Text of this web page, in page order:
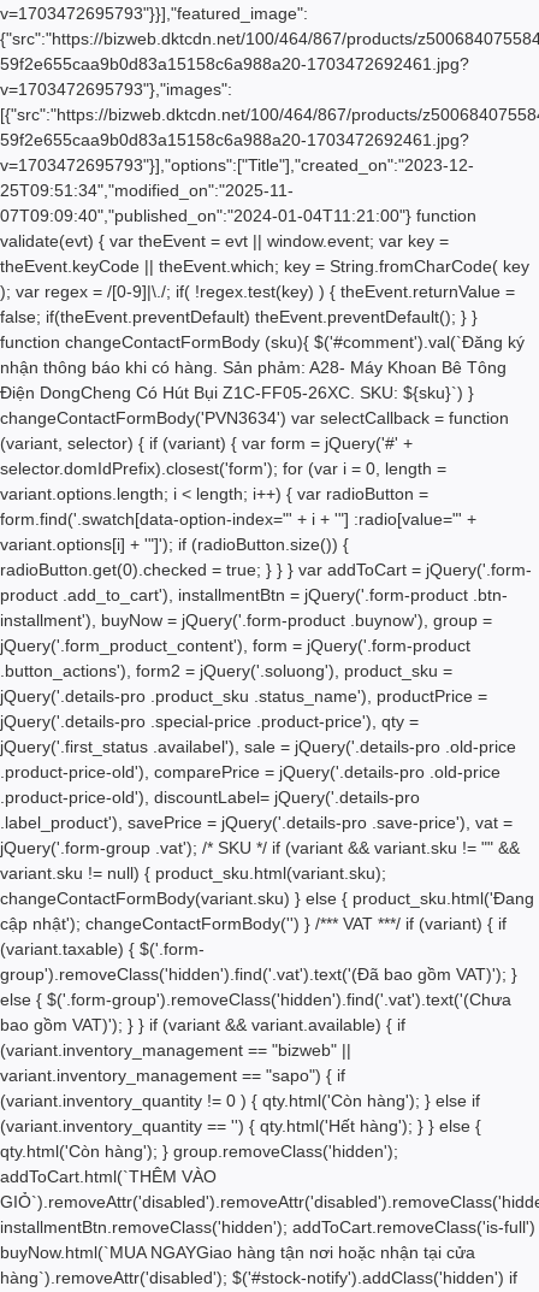
v=1703472695793"}}],"featured_image":
{"src":"https://bizweb.dktcdn.net/100/464/867/products/
59f2e655caa9b0d83a15158c6a988a20-1703472692461.jpg?
v=1703472695793"},"images":
[{"src":"https://bizweb.dktcdn.net/100/464/867/products/
59f2e655caa9b0d83a15158c6a988a20-1703472692461.jpg?
v=1703472695793"}],"options":["Title"],"created_on":"2023-12-
25T09:51:34","modified_on":"2025-11-
07T09:09:40","published_on":"2024-01-04T11:21:00"} function
validate(evt) { var theEvent = evt || window.event; var key =
theEvent.keyCode || theEvent.which; key = String.fromCharCode( key
); var regex = /[0-9]|\./; if( !regex.test(key) ) { theEvent.returnValue =
false; if(theEvent.preventDefault) theEvent.preventDefault(); } }
function changeContactFormBody (sku){ $('#comment').val(`Đăng ký
nhận thông báo khi có hàng. Sản phảm: A28- Máy Khoan Bê Tông
Điện DongCheng Có Hút Bụi Z1C-FF05-26XC. SKU: ${sku}`) }
changeContactFormBody('PVN3634') var selectCallback = function
(variant, selector) { if (variant) { var form = jQuery('#' +
selector.domIdPrefix).closest('form'); for (var i = 0, length =
variant.options.length; i < length; i++) { var radioButton =
form.find('.swatch[data-option-index="' + i + '"] :radio[value="' +
variant.options[i] + '"]'); if (radioButton.size()) {
radioButton.get(0).checked = true; } } } var addToCart = jQuery('.form-
product .add_to_cart'), installmentBtn = jQuery('.form-product .btn-
installment'), buyNow = jQuery('.form-product .buynow'), group =
jQuery('.form_product_content'), form = jQuery('.form-product
.button_actions'), form2 = jQuery('.soluong'), product_sku =
jQuery('.details-pro .product_sku .status_name'), productPrice =
jQuery('.details-pro .special-price .product-price'), qty =
jQuery('.first_status .availabel'), sale = jQuery('.details-pro .old-price
.product-price-old'), comparePrice = jQuery('.details-pro .old-price
.product-price-old'), discountLabel= jQuery('.details-pro
.label_product'), savePrice = jQuery('.details-pro .save-price'), vat =
jQuery('.form-group .vat'); /* SKU */ if (variant && variant.sku != "" &&
variant.sku != null) { product_sku.html(variant.sku);
changeContactFormBody(variant.sku) } else { product_sku.html('Đang
cập nhật'); changeContactFormBody('') } /*** VAT ***/ if (variant) { if
(variant.taxable) { $('.form-
group').removeClass('hidden').find('.vat').text('(Đã bao gồm VAT)'); }
else { $('.form-group').removeClass('hidden').find('.vat').text('(Chưa
bao gồm VAT)'); } } if (variant && variant.available) { if
(variant.inventory_management == "bizweb" ||
variant.inventory_management == "sapo") { if
(variant.inventory_quantity != 0 ) { qty.html('Còn hàng'); } else if
(variant.inventory_quantity == '') { qty.html('Hết hàng'); } } else {
qty.html('Còn hàng'); } group.removeClass('hidden');
addToCart.html(`THÊM VÀO
installmentBtn.removeClass('hidden'); addToCart.removeClass('is-full')
buyNow.html(`MUA NGAYGiao hàng tận nơi hoặc nhận tại cửa
hàng`).removeAttr('disabled'); $('#stock-notify').addClass('hidden') if